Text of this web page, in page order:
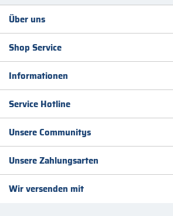
Über uns
Shop Service
Informationen
Service Hotline
Unsere Communitys
Unsere Zahlungsarten
Wir versenden mit